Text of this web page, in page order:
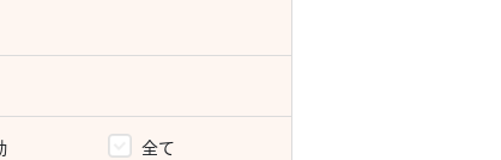
全て